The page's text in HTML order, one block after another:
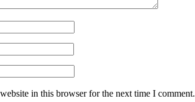
in this browser for the next time I comment.